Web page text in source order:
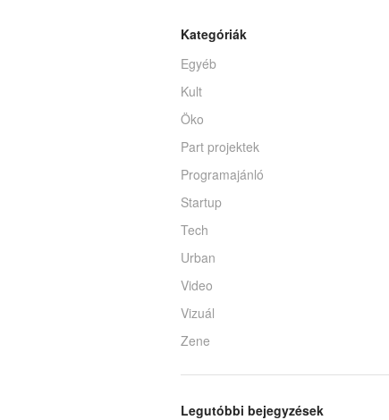
Kategóriák
Egyéb
Kult
Öko
Part projektek
Programajánló
Startup
Tech
Urban
Video
Vizuál
Zene
Legutóbbi bejegyzések